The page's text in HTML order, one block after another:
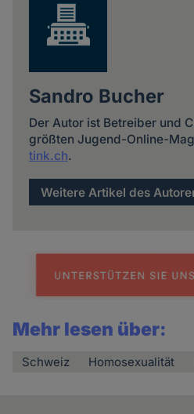
Sandro Bucher
Der Autor ist Betreiber und
größten Jugend-Online-
tink.ch.
Weitere Artikel des
Mehr lesen über:
Schweiz Homosexualität